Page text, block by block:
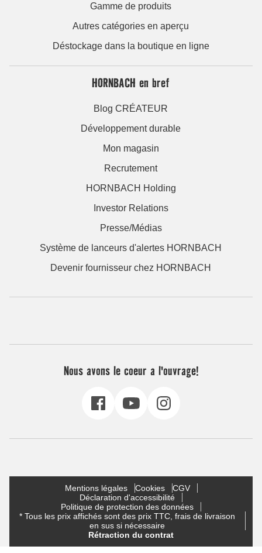
Gamme de produits
Autres catégories en aperçu
Déstockage dans la boutique en ligne
HORNBACH en bref
Blog CRÉATEUR
Développement durable
Mon magasin
Recrutement
HORNBACH Holding
Investor Relations
Presse/Médias
Système de lanceurs d'alertes HORNBACH
Devenir fournisseur chez HORNBACH
Nous avons le coeur a l'ouvrage!
Mentions légales Cookies
CGV
Déclaration d'accessibilité
Politique de protection des données
* Tous les prix affichés sont des prix TTC, frais de livraison
en sus si nécessaire
Rétraction du contrat